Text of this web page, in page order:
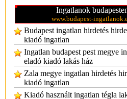
Ingatlanok
www.budapest-
Budapest ingatlan hirdetés
kiadó ingatlan
Ingatlan budapest pest megye
eladó kiadó lakás ház
Zala megye ingatlan hirdetés
kiadó ingatlan
Kiadó használt ingatlan tégla